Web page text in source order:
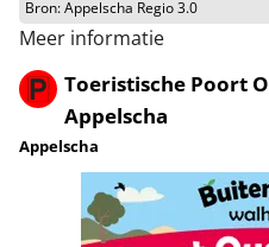
Bron:Appelscha Regio 3.0
Meer informatie
Toeristische Poort
Appelscha
Appelscha